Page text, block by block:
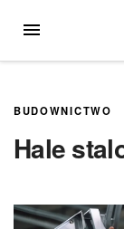
MENU
BUDOWNICTWO
Hale